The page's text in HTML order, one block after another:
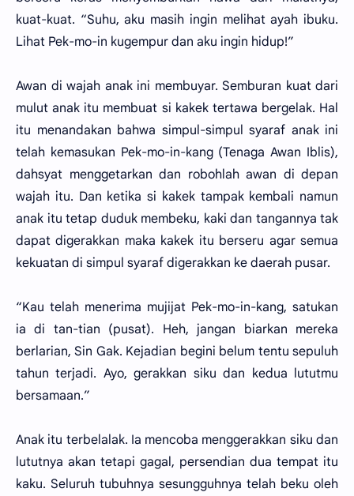
kuat-kuat. “Suhu, aku masih ingin melihat ayah ibuku.
Lihat Pek-mo-in kugempur dan aku ingin hidup!”
Awan di wajah anak ini membuyar. Semburan kuat dari
mulut anak itu membuat si kakek tertawa bergelak. Hal
itu menandakan bahwa simpul-simpul syaraf anak ini
telah kemasukan Pek-mo-in-kang (Tenaga Awan Iblis),
dahsyat menggetarkan dan robohlah awan di depan
wajah itu. Dan ketika si kakek tampak kembali namun
anak itu tetap duduk membeku, kaki dan tangannya tak
dapat digerakkan maka kakek itu berseru agar semua
kekuatan di simpul syaraf digerakkan ke daerah pusar.
“Kau telah menerima mujijat Pek-mo-in-kang, satukan
ia di tan-tian (pusat). Heh, jangan biarkan mereka
berlarian, Sin Gak. Kejadian begini belum tentu sepuluh
tahun terjadi. Ayo, gerakkan siku dan kedua lututmu
bersamaan.”
Anak itu terbelalak. Ia mencoba menggerakkan siku dan
lututnya akan tetapi gagal, persendian dua tempat itu
kaku. Seluruh tubuhnya sesungguhnya telah beku oleh